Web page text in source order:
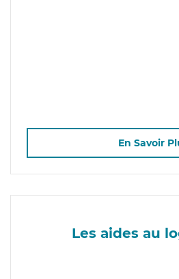
En Savoir
Les aides au